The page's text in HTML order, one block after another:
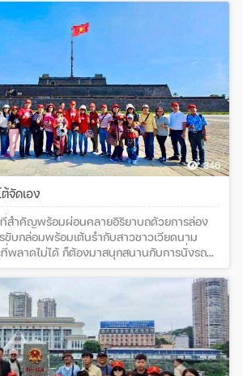
จัดเอง
346
ที่สำคัญพร้อมผ่อนคลายอิริยาบถด้วยการล่อง
ขับกล่อมพร้อมเต้นรำกับสาวชาวเวียดนาม
พลาดไม่ได้ ก็ต้องมาสนุกสนานกับการนั่งรถ
ว้กันค่ะขอขอบพระคุณ คุณสมโชค ณ นคร และ
คะที่สนับสนุนกัสโต้ เวิลด์ ทัวร์ด้วยใจจริง
BANAHILLS ปังปุริเย่ 4D3N